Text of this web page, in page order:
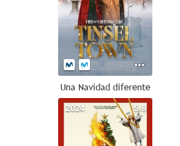
Una Navidad diferente
5.8
2024